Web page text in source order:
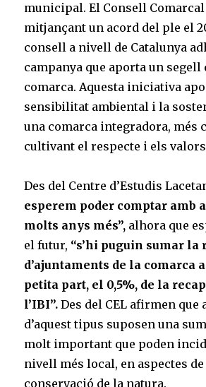
municipal. El Consell Comarcal
mitjançant un acord del ple el
consell a nivell de Catalunya
campanya que aporta un segell
comarca. Aquesta iniciativa
sensibilitat ambiental i la
una comarca integradora, més
cultivant el respecte i els
Des del Centre d’Estudis
esperem poder comptar amb
molts anys més”, alhora que
el futur, “s’hi puguin sumar la
d’ajuntaments de la comarca
petita part, el 0,5%, de la
l’IBI”. Des del CEL afirmen que
d’aquest tipus suposen una
molt important que poden
nivell més local, en aspectes
conservació de la natura.